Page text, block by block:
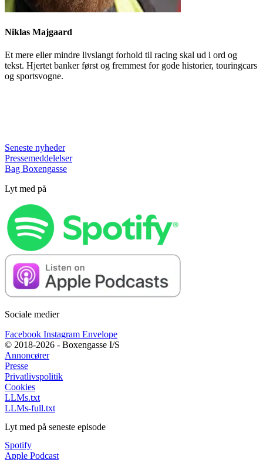
Niklas Majgaard
Et mere eller mindre livslangt forhold til racing skal ud i ord og
tekst. Hjertet banker først og fremmest for gode historier, touringcars
og sportsvogne.
Seneste nyheder
Pressemeddelelser
Bag Boxengasse
Lyt med på
Sociale medier
Facebook Instagram Envelope
© 2018-2026 - Boxengasse I/S
Annoncører
Presse
Privatlivspolitik
Cookies
LLMs.txt
LLMs-full.txt
Lyt med på seneste episode
Spotify
Apple Podcast